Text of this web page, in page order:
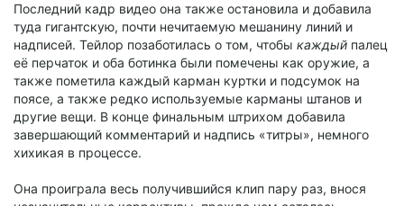
Последний кадр видео она также остановила и добавила
туда гигантскую, почти нечитаемую мешанину линий и
надписей. Тейлор позаботилась о том, чтобы каждый палец
её перчаток и оба ботинка были помечены как оружие, а
также пометила каждый карман куртки и подсумок на
поясе, а также редко используемые карманы штанов и
другие вещи. В конце финальным штрихом добавила
завершающий комментарий и надпись «титры», немного
хихикая в процессе.
Она проиграла весь получившийся клип пару раз, внося